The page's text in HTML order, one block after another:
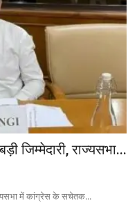
जिम्मेदारी, राज्यसभा...
में कांग्रेस के सचेतक...